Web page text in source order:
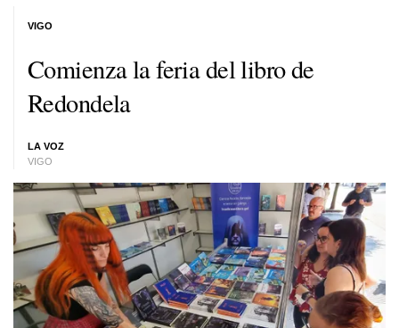
Comienza la feria del libro de
Redondela
LA VOZ
VIGO
VIGO